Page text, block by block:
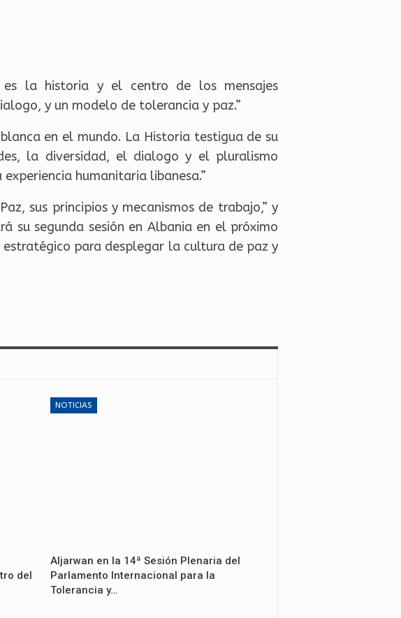
la historia y el centro de los mensajes
y un modelo de tolerancia y paz.”
en el mundo. La Historia testigua de su
la diversidad, el dialogo y el pluralismo
humanitaria libanesa.”
sus principios y mecanismos de trabajo,” y
su segunda sesión en Albania en el próximo
estratégico para desplegar la cultura de paz y
del
NOTICIAS
Aljarwan en la 14ª Sesión Plenaria del
Parlamento Internacional para la
Tolerancia y…